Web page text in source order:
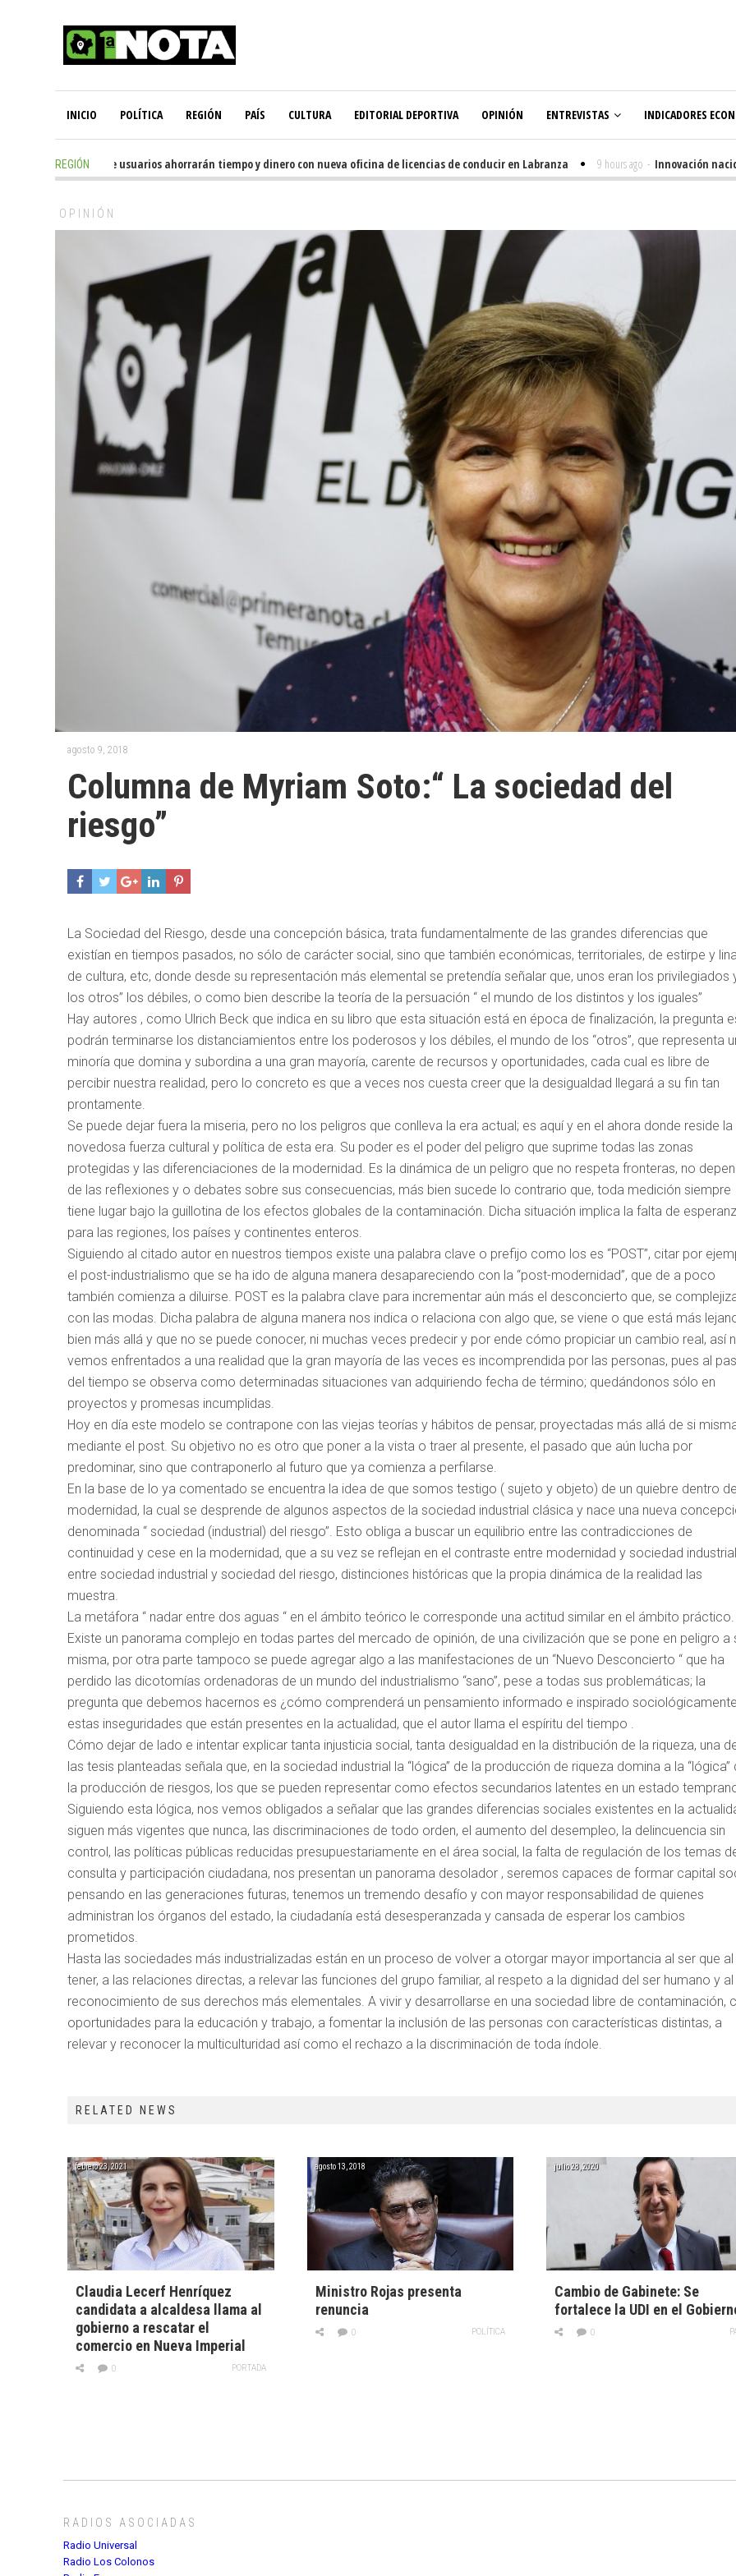
INICIO POLÍTICA REGIÓN PAÍS CULTURA EDITORIAL DEPORTIVA OPINIÓN ENTREVISTAS INDICADORES
REGIÓN
Miles de usuarios ahorrarán tiempo y dinero con nueva oficina de licencias de conducir en Labranza 9 hours ago - Innovación nacida
OPINIÓN
agosto 9, 2018
Columna de Myriam Soto:“ La sociedad del
riesgo”
La Sociedad del Riesgo, desde una concepción básica, trata fundamentalmente de las grandes diferencias que
existían en tiempos pasados, no sólo de carácter social, sino que también económicas, territoriales, de estirpe y
de cultura, etc, donde desde su representación más elemental se pretendía señalar que, unos eran los privilegiados
los otros” los débiles, o como bien describe la teoría de la persuación “ el mundo de los distintos y los iguales”
Hay autores , como Ulrich Beck que indica en su libro que esta situación está en época de finalización, la pregunta
podrán terminarse los distanciamientos entre los poderosos y los débiles, el mundo de los “otros”, que representa
minoría que domina y subordina a una gran mayoría, carente de recursos y oportunidades, cada cual es libre de
percibir nuestra realidad, pero lo concreto es que a veces nos cuesta creer que la desigualdad llegará a su fin tan
prontamente.
Se puede dejar fuera la miseria, pero no los peligros que conlleva la era actual; es aquí y en el ahora donde reside la
novedosa fuerza cultural y política de esta era. Su poder es el poder del peligro que suprime todas las zonas
protegidas y las diferenciaciones de la modernidad. Es la dinámica de un peligro que no respeta fronteras, no
de las reflexiones y o debates sobre sus consecuencias, más bien sucede lo contrario que, toda medición siempre
tiene lugar bajo la guillotina de los efectos globales de la contaminación. Dicha situación implica la falta de
para las regiones, los países y continentes enteros.
Siguiendo al citado autor en nuestros tiempos existe una palabra clave o prefijo como los es “POST”, citar por
el post-industrialismo que se ha ido de alguna manera desapareciendo con la “post-modernidad”, que de a poco
también comienza a diluirse. POST es la palabra clave para incrementar aún más el desconcierto que, se
con las modas. Dicha palabra de alguna manera nos indica o relaciona con algo que, se viene o que está más
bien más allá y que no se puede conocer, ni muchas veces predecir y por ende cómo propiciar un cambio real, así
vemos enfrentados a una realidad que la gran mayoría de las veces es incomprendida por las personas, pues al
del tiempo se observa como determinadas situaciones van adquiriendo fecha de término; quedándonos sólo en
proyectos y promesas incumplidas.
Hoy en día este modelo se contrapone con las viejas teorías y hábitos de pensar, proyectadas más allá de si
mediante el post. Su objetivo no es otro que poner a la vista o traer al presente, el pasado que aún lucha por
predominar, sino que contraponerlo al futuro que ya comienza a perfilarse.
En la base de lo ya comentado se encuentra la idea de que somos testigo ( sujeto y objeto) de un quiebre dentro
modernidad, la cual se desprende de algunos aspectos de la sociedad industrial clásica y nace una nueva
denominada “ sociedad (industrial) del riesgo”. Esto obliga a buscar un equilibrio entre las contradicciones de
continuidad y cese en la modernidad, que a su vez se reflejan en el contraste entre modernidad y sociedad
entre sociedad industrial y sociedad del riesgo, distinciones históricas que la propia dinámica de la realidad las
muestra.
La metáfora “ nadar entre dos aguas “ en el ámbito teórico le corresponde una actitud similar en el ámbito práctico.
Existe un panorama complejo en todas partes del mercado de opinión, de una civilización que se pone en peligro a
misma, por otra parte tampoco se puede agregar algo a las manifestaciones de un “Nuevo Desconcierto “ que ha
perdido las dicotomías ordenadoras de un mundo del industrialismo “sano”, pese a todas sus problemáticas; la
pregunta que debemos hacernos es ¿cómo comprenderá un pensamiento informado e inspirado sociológicamente
estas inseguridades que están presentes en la actualidad, que el autor llama el espíritu del tiempo .
Cómo dejar de lado e intentar explicar tanta injusticia social, tanta desigualdad en la distribución de la riqueza, una
las tesis planteadas señala que, en la sociedad industrial la “lógica” de la producción de riqueza domina a la “lógica”
la producción de riesgos, los que se pueden representar como efectos secundarios latentes en un estado
Siguiendo esta lógica, nos vemos obligados a señalar que las grandes diferencias sociales existentes en la
siguen más vigentes que nunca, las discriminaciones de todo orden, el aumento del desempleo, la delincuencia sin
control, las políticas públicas reducidas presupuestariamente en el área social, la falta de regulación de los temas
consulta y participación ciudadana, nos presentan un panorama desolador , seremos capaces de formar capital
pensando en las generaciones futuras, tenemos un tremendo desafío y con mayor responsabilidad de quienes
administran los órganos del estado, la ciudadanía está desesperanzada y cansada de esperar los cambios
prometidos.
Hasta las sociedades más industrializadas están en un proceso de volver a otorgar mayor importancia al ser que al
tener, a las relaciones directas, a relevar las funciones del grupo familiar, al respeto a la dignidad del ser humano y al
reconocimiento de sus derechos más elementales. A vivir y desarrollarse en una sociedad libre de contaminación,
oportunidades para la educación y trabajo, a fomentar la inclusión de las personas con características distintas, a
relevar y reconocer la multiculturidad así como el rechazo a la discriminación de toda índole.
RELATED NEWS
febrero 23, 2021
Claudia Lecerf Henríquez
candidata a alcaldesa llama al
gobierno a rescatar el
comercio en Nueva Imperial
PORTADA
0
agosto 13, 2018
Ministro Rojas presenta
renuncia
POLÍTICA
0
julio 28, 2020
Cambio de Gabinete: Se
fortalece la UDI en el
0
RADIOS ASOCIADAS
Radio Universal
Radio Los Colonos